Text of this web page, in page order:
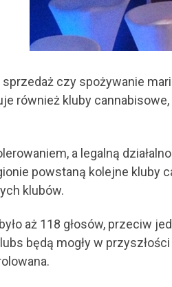
sprzedaż czy spożywanie
również kluby
a legalną
powstaną kolejne kluby
klubów.
aż 118 głosów, przeciw
będą mogły w